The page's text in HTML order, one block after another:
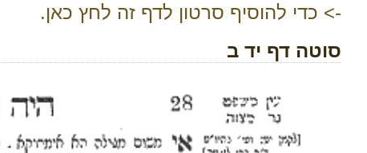
-> כדי להוסיף סרטון לדף זה לחץ כאן.
סוטה דף יד ב